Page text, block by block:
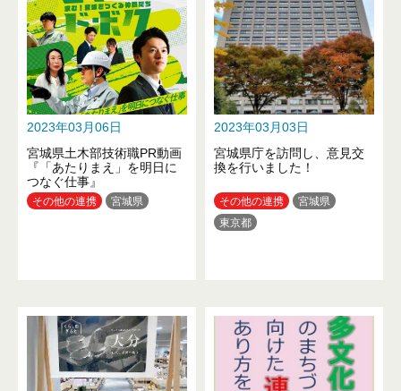
2023年03月06日
宮城県土木部技術職PR動画
『「あたりまえ」を明日に
つなぐ仕事』
その他の連携 宮城県
2023年03月03日
宮城県庁を訪問し、意見交
換を行いました！
その他の連携
宮城県
東京都